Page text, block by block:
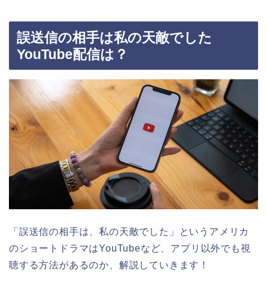
誤送信の相手は私の天敵でした
YouTube配信は？
「誤送信の相手は、私の天敵でした」というアメリカ
のショートドラマはYouTubeなど、アプリ以外でも視
聴する方法があるのか、解説していきます！